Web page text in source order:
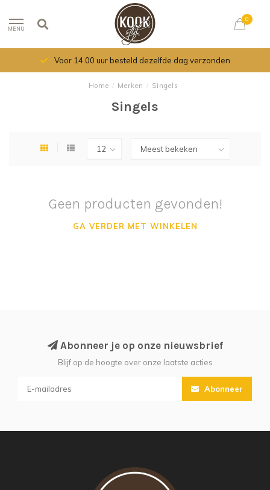
MENU
0
Voor 14.00 uur besteld dezelfde dag verzonden
Home / Merken / Singels
Singels
Geen producten gevonden!
GA VERDER MET WINKELEN
Abonneer je op onze nieuwsbrief
Blijf op de hoogte over onze laatste acties
Abonneer